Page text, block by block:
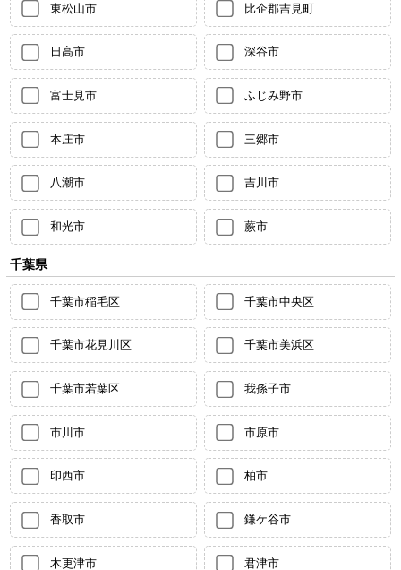
東松山市 比企郡吉見町
日高市 深谷市
富士見市 ふじみ野市
本庄市 三郷市
八潮市 吉川市
和光市 蕨市
千葉県
千葉市稲毛区 千葉市中央区
千葉市花見川区 千葉市美浜区
千葉市若葉区 我孫子市
市川市 市原市
印西市 柏市
香取市 鎌ケ谷市
木更津市 君津市